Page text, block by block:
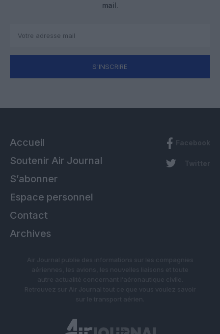
mail.
S'INSCRIRE
Accueil
Soutenir Air Journal
S’abonner
Espace personnel
Contact
Archives